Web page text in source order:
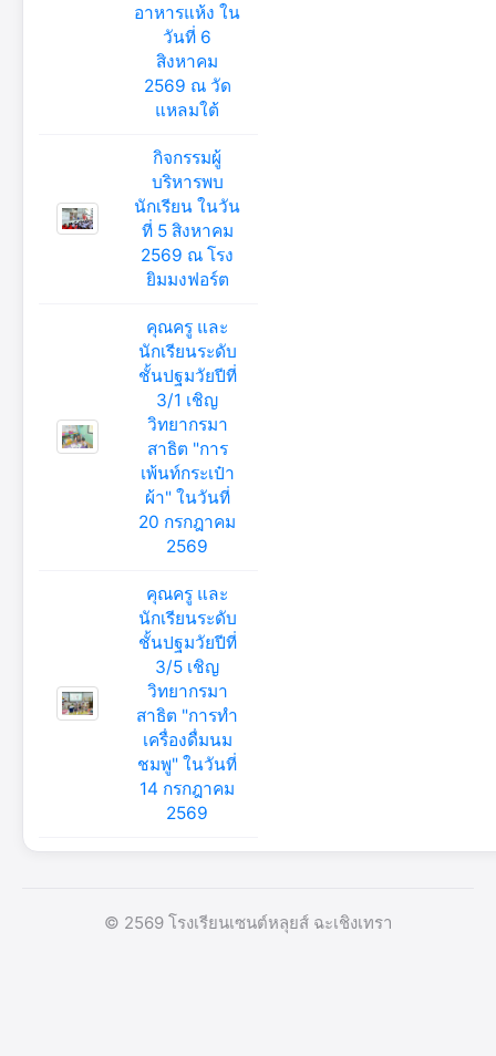
อาหารแห้ง ใน
วันที่ 6
สิงหาคม
2569 ณ วัด
แหลมใต้
กิจกรรมผู้
บริหารพบ
นักเรียน ในวัน
ที่ 5 สิงหาคม
2569 ณ โรง
ยิมมงฟอร์ต
คุณครู และ
นักเรียนระดับ
ชั้นปฐมวัยปีที่
3/1 เชิญ
วิทยากรมา
สาธิต "การ
เพ้นท์กระเป๋า
ผ้า" ในวันที่
20 กรกฎาคม
2569
คุณครู และ
นักเรียนระดับ
ชั้นปฐมวัยปีที่
3/5 เชิญ
วิทยากรมา
สาธิต "การทำ
เครื่องดื่มนม
ชมพู" ในวันที่
14 กรกฎาคม
2569
© 2569 โรงเรียนเซนต์หลุยส์ ฉะเชิงเทรา